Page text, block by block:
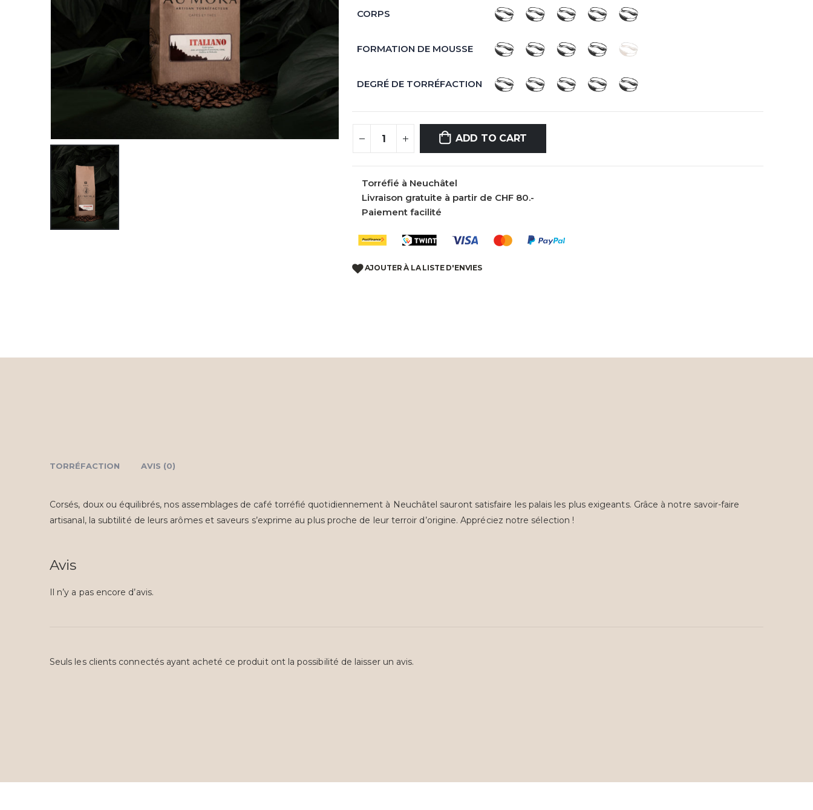
CORPS
FORMATION DE MOUSSE
DEGRÉ DE TORRÉFACTION
ADD TO CART
Torréfié à Neuchâtel
Livraison gratuite à partir de CHF 80.-
Paiement facilité
AJOUTER À LA LISTE D'ENVIES
TORRÉFACTION AVIS (0)
Corsés, doux ou équilibrés, nos assemblages de café torréfié quotidiennement à Neuchâtel sauront satisfaire les palais les plus exigeants. Grâce à notre savoir-faire
artisanal, la subtilité de leurs arômes et saveurs s’exprime au plus proche de leur terroir d’origine. Appréciez notre sélection !
Avis
Il n’y a pas encore d’avis.
Seuls les clients connectés ayant acheté ce produit ont la possibilité de laisser un avis.